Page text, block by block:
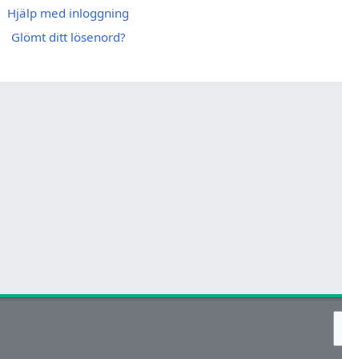
Hjälp med inloggning
Glömt ditt lösenord?